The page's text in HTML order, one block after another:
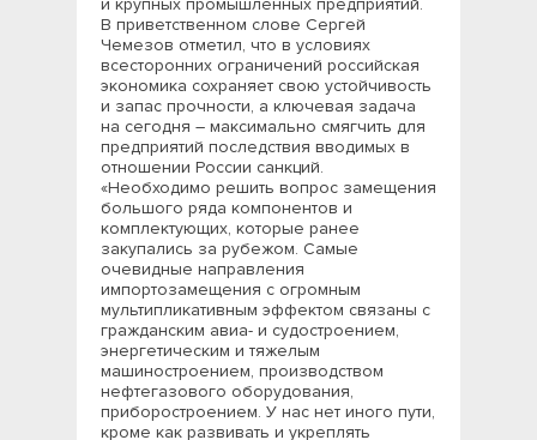
и крупных промышленных предприятий.
В приветственном слове Сергей
Чемезов отметил, что в условиях
всесторонних ограничений российская
экономика сохраняет свою устойчивость
и запас прочности, а ключевая задача
на сегодня – максимально смягчить для
предприятий последствия вводимых в
отношении России санкций.
«Необходимо решить вопрос замещения
большого ряда компонентов и
комплектующих, которые ранее
закупались за рубежом. Самые
очевидные направления
импортозамещения с огромным
мультипликативным эффектом связаны с
гражданским авиа- и судостроением,
энергетическим и тяжелым
машиностроением, производством
нефтегазового оборудования,
приборостроением. У нас нет иного пути,
кроме как развивать и укреплять